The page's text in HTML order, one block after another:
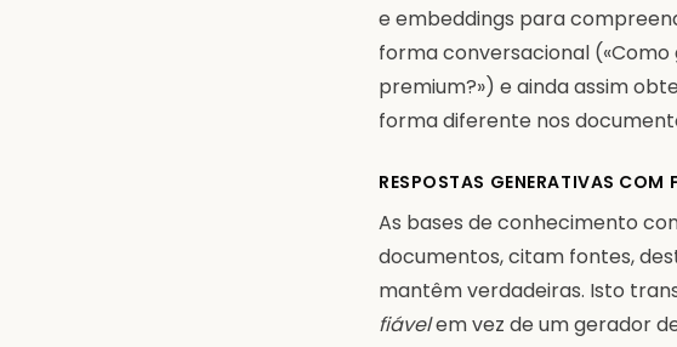
e embeddings para
forma conversacional («Como
premium?») e ainda assim
forma diferente nos
RESPOSTAS GENERATIVAS COM
As bases de conhecimento
documentos, citam fontes,
mantêm verdadeiras. Isto
fiávelem vez de um gerador